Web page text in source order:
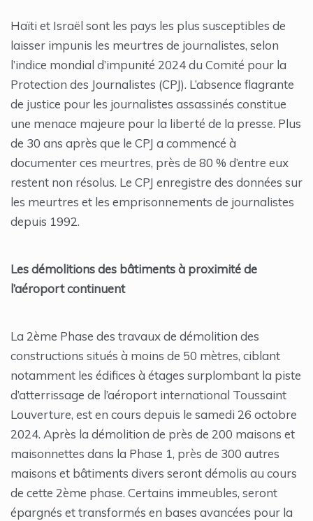
Haïti et Israël sont les pays les plus susceptibles de
laisser impunis les meurtres de journalistes, selon
l’indice mondial d’impunité 2024 du Comité pour la
Protection des Journalistes (CPJ). L’absence flagrante
de justice pour les journalistes assassinés constitue
une menace majeure pour la liberté de la presse. Plus
de 30 ans après que le CPJ a commencé à
documenter ces meurtres, près de 80 % d’entre eux
restent non résolus. Le CPJ enregistre des données sur
les meurtres et les emprisonnements de journalistes
depuis 1992.
Les démolitions des bâtiments à proximité de
l’aéroport continuent
La 2ème Phase des travaux de démolition des
constructions situés à moins de 50 mètres, ciblant
notamment les édifices à étages surplombant la piste
d’atterrissage de l’aéroport international Toussaint
Louverture, est en cours depuis le samedi 26 octobre
2024. Après la démolition de près de 200 maisons et
maisonnettes dans la Phase 1, près de 300 autres
maisons et bâtiments divers seront démolis au cours
de cette 2ème phase. Certains immeubles, seront
épargnés et transformés en bases avancées pour la